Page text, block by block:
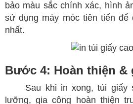
bảo màu sắc chính xác, hình
sử dụng máy móc tiên tiến
nhất.
Bước 4: Hoàn thiện &
Sau khi in xong, túi giấy
lưỡng, gia công hoàn thiện